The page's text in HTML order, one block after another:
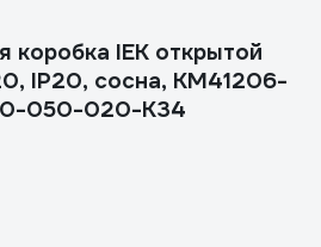
коробка IEK открытой
IP20, сосна, КМ41206-
050-020-K34